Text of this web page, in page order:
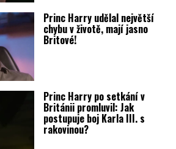
Princ Harry udělal největší
chybu v životě, mají jasno
Britové!
Princ Harry po setkání v
Británii promluvil: Jak
postupuje boj Karla III. s
rakovinou?